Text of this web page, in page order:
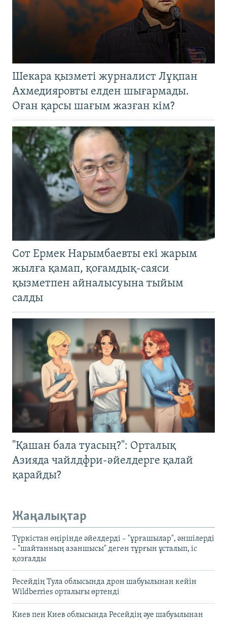
Шекара қызметі журналист Лұқпан
Ахмедияровты елден шығармады.
Оған қарсы шағым жазған кім?
Сот Ермек Нарымбаевты екі жарым
жылға қамап, қоғамдық-саяси
қызметпен айналысуына тыйым
салды
"Қашан бала туасың?": Орталық
Азияда чайлдфри-әйелдерге қалай
қарайды?
Жаңалықтар
Түркістан өңірінде әйелдерді – "ұрғашылар", әншілерді
– "шайтанның азаншысы" деген тұрғын ұсталып, іс
қозғалды
Ресейдің Тула облысында дрон шабуылынан кейін
Wildberries орталығы өртенді
Киев пен Киев облысында Ресейдің әуе шабуылынан